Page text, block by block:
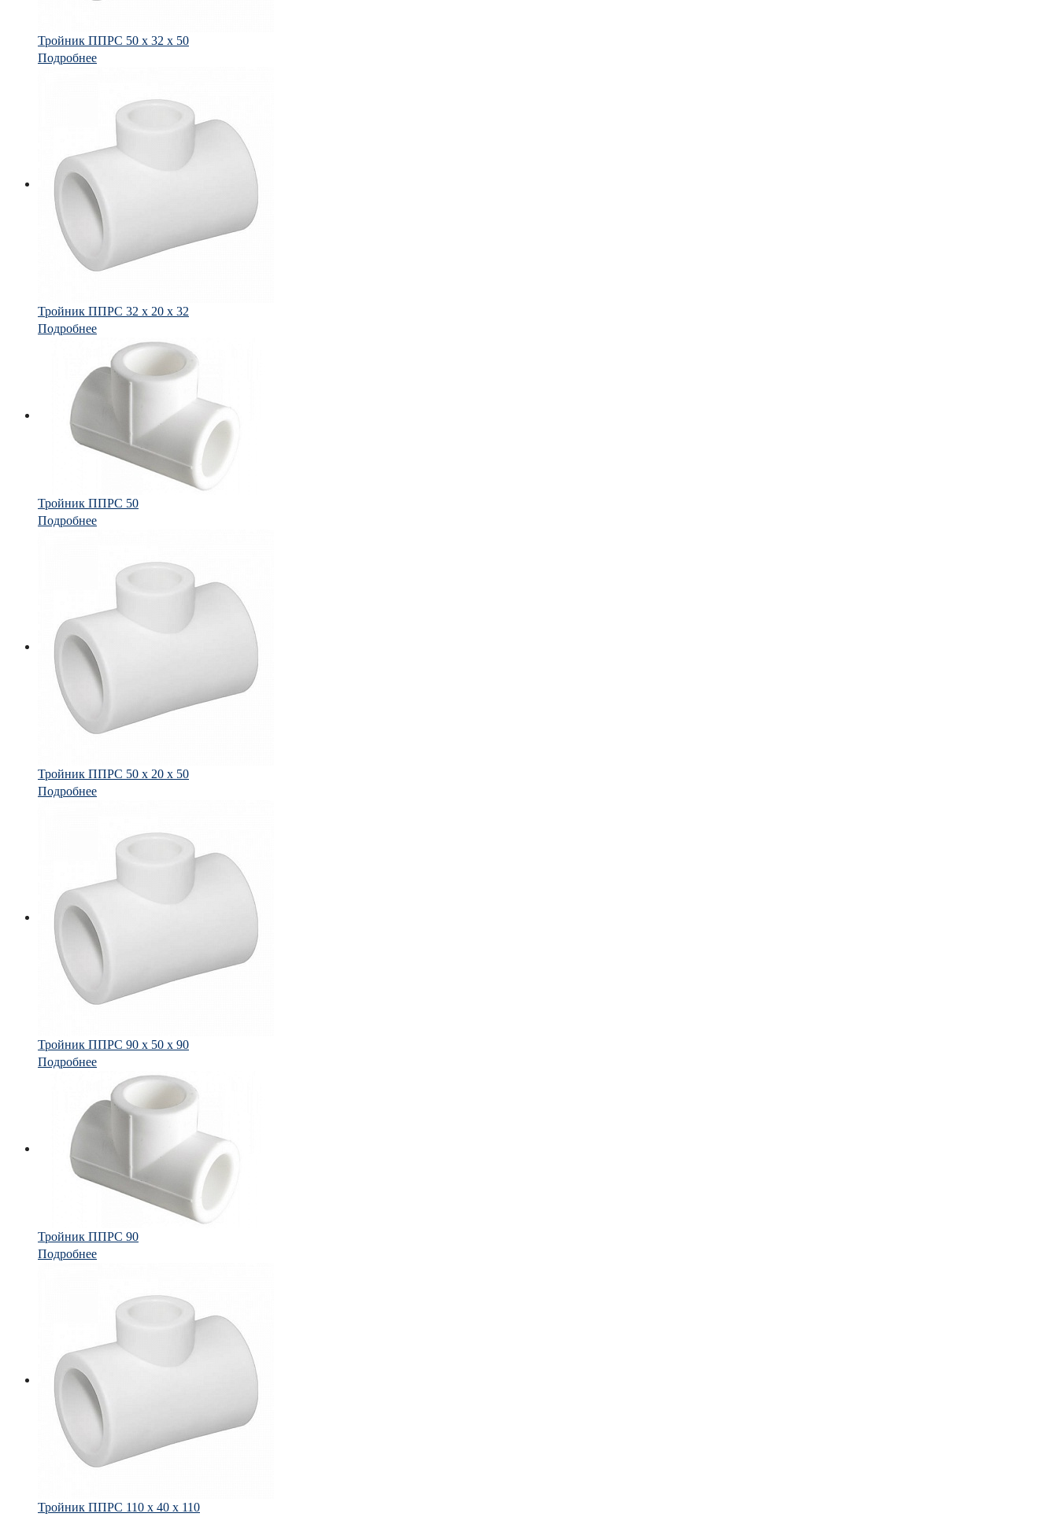
Тройник ППРС 50 х 32 х 50
Подробнее
Тройник ППРС 32 х 20 х 32
Подробнее
Тройник ППРС 50
Подробнее
Тройник ППРС 50 х 20 х 50
Подробнее
Тройник ППРС 90 х 50 х 90
Подробнее
Тройник ППРС 90
Подробнее
Тройник ППРС 110 х 40 х 110